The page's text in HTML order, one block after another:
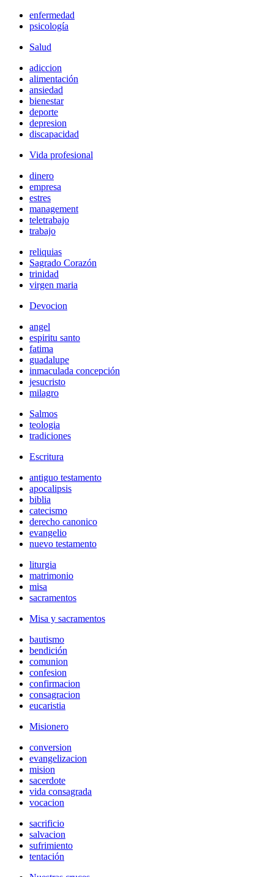
enfermedad
psicología
Salud
adiccion
alimentación
ansiedad
bienestar
deporte
depresion
discapacidad
Vida profesional
dinero
empresa
estres
management
teletrabajo
trabajo
reliquias
Sagrado Corazón
trinidad
virgen maria
Devocion
angel
espiritu santo
fatima
guadalupe
inmaculada concepción
jesucristo
milagro
Salmos
teologia
tradiciones
Escritura
antiguo testamento
apocalipsis
biblia
catecismo
derecho canonico
evangelio
nuevo testamento
liturgia
matrimonio
misa
sacramentos
Misa y sacramentos
bautismo
bendición
comunion
confesion
confirmacion
consagracion
eucaristia
Misionero
conversion
evangelizacion
mision
sacerdote
vida consagrada
vocacion
sacrificio
salvacion
sufrimiento
tentación